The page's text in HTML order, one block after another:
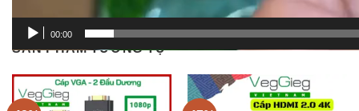
00:00
SẢN PHẨM TƯƠNG TỰ